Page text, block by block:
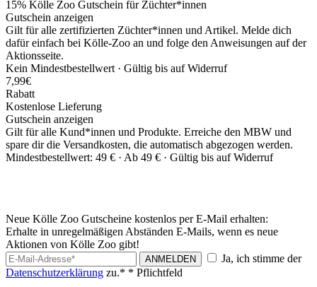
15% Kölle Zoo Gutschein für Züchter*innen
Gutschein anzeigen
Gilt für alle zertifizierten Züchter*innen und Artikel. Melde dich
dafür einfach bei Kölle-Zoo an und folge den Anweisungen auf der
Aktionsseite.
Kein Mindestbestellwert · Gültig bis auf Widerruf
7,99€
Rabatt
Kostenlose Lieferung
Gutschein anzeigen
Gilt für alle Kund*innen und Produkte. Erreiche den MBW und
spare dir die Versandkosten, die automatisch abgezogen werden.
Mindestbestellwert: 49 € · Ab 49 € · Gültig bis auf Widerruf
Neue Kölle Zoo Gutscheine kostenlos per E-Mail erhalten:
Erhalte in unregelmäßigen Abständen E-Mails, wenn es neue
Aktionen von Kölle Zoo gibt!
ANMELDEN
Ja, ich stimme der
Datenschutzerklärung zu.* * Pflichtfeld